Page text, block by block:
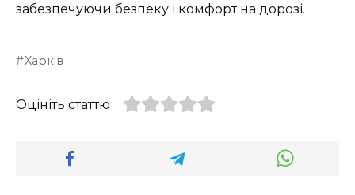
забезпечуючи безпеку і комфорт на дорозі.
Харків
Оцініть статтю